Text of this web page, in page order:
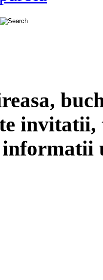
informatii